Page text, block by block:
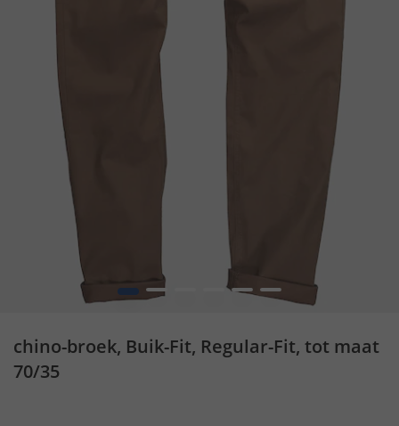
1 2 5 6
chino-broek, Buik-Fit, Regular-Fit, tot maat
70/35